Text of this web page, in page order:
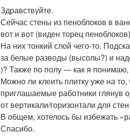
Здравствуйте.
Сейчас стены из пеноблоков в
вот и вот (виден торец пеноблоков)
На них тонкий слой чего-то.
за белые разводы (высолы?) и
)? Также по полу — как я понимаю,
Можно ли клеить плитку уже на
приглашаемые работники глянув
от вертикали/горизонтали для
В общем, хотелось бы избежать
Спасибо.